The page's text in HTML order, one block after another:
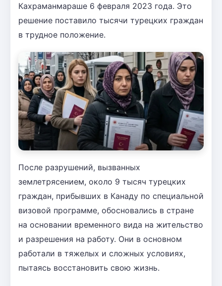
Кахраманмараше 6 февраля 2023 года. Это
решение поставило тысячи турецких граждан
в трудное положение.
После разрушений, вызванных
землетрясением, около 9 тысяч турецких
граждан, прибывших в Канаду по специальной
визовой программе, обосновались в стране
на основании временного вида на жительство
и разрешения на работу. Они в основном
работали в тяжелых и сложных условиях,
пытаясь восстановить свою жизнь.